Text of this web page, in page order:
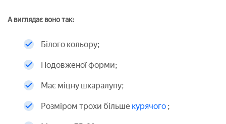
А виглядає воно так:
Білого кольору;
Подовженої форми;
Має міцну шкаралупу;
Розміром трохи більше курячого ;